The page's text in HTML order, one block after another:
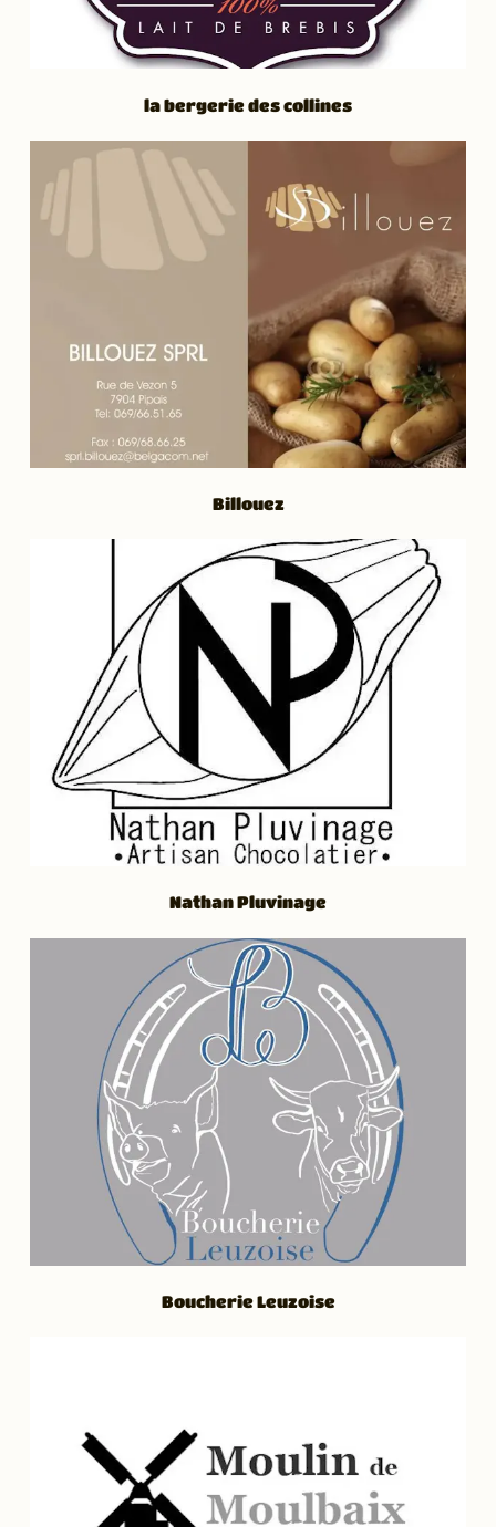
la bergerie des collines
Billouez
Nathan Pluvinage
Boucherie Leuzoise